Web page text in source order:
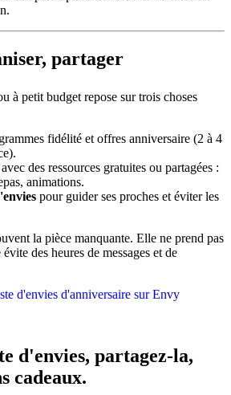
partager
à petit budget repose sur trois choses
fidélité et offres anniversaire (2 à 4
des ressources gratuites ou partagées :
animations.
pour guider ses proches et éviter les
la pièce manquante. Elle ne prend pas
des heures de messages et de
d'envies d'anniversaire sur Envy
d'envies, partagez-la,
cadeaux.